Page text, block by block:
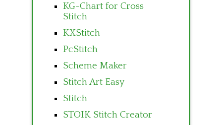
KG-Chart for Cross
Stitch
KXStitch
PcStitch
Scheme Maker
Stitch Art Easy
Stitch
STOIK Stitch Creator